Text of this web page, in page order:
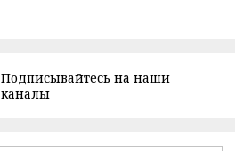
Подписывайтесь на наши
каналы